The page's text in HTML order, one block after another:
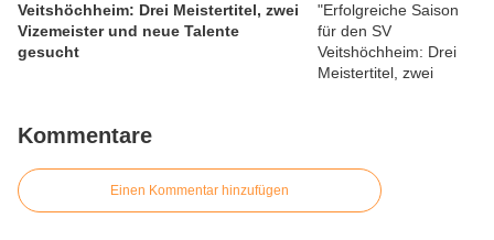
Veitshöchheim: Drei Meistertitel, zwei
Vizemeister und neue Talente
gesucht
Kommentare
Einen Kommentar hinzufügen